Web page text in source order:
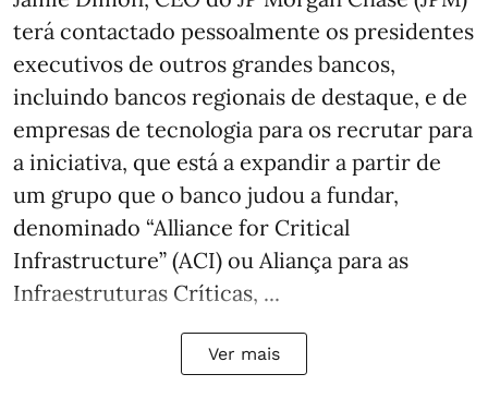
terá contactado pessoalmente os presidentes
executivos de outros grandes bancos,
incluindo bancos regionais de destaque, e de
empresas de tecnologia para os recrutar para
a iniciativa, que está a expandir a partir de
um grupo que o banco judou a fundar,
denominado “Alliance for Critical
Infrastructure” (ACI) ou Aliança para as
Infraestruturas Críticas, ...
Ver mais